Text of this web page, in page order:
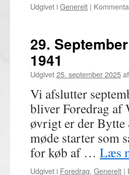
Udgivet iGenerelt |
29.
1941
Udgivet25. september 2025af
Vi afslutter
bliver Foredrag af
øvrigt er der
møde starter som
for køb af … Læs
Udgivet i Foredrag, Generelt |